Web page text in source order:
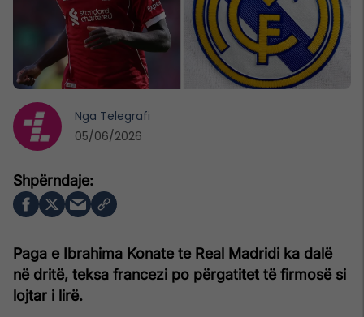
Paga e Ibrahima Konate te Real Madridi ka dalë
në dritë, teksa francezi po përgatitet të firmosë si
lojtar i lirë.
Nga Telegrafi
05/06/2026